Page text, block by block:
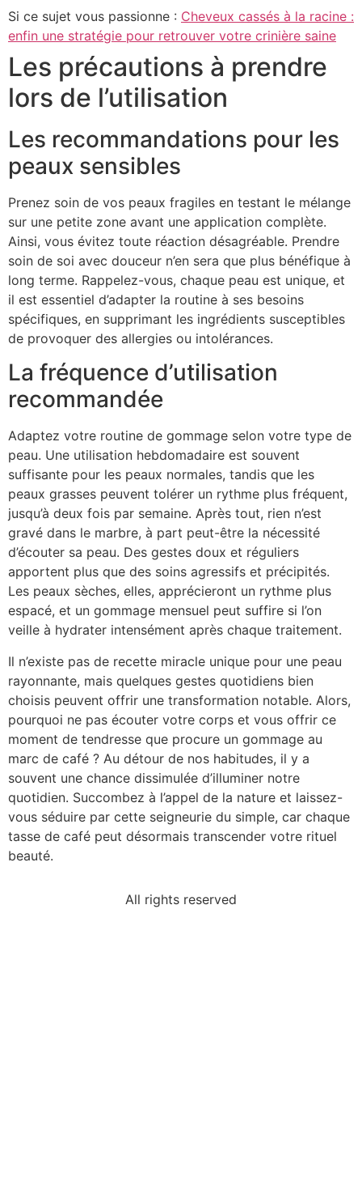
Si ce sujet vous passionne : Cheveux cassés à la racine :
enfin une stratégie pour retrouver votre crinière saine
Les précautions à prendre
lors de l’utilisation
Les recommandations pour les
peaux sensibles
Prenez soin de vos peaux fragiles en testant le mélange
sur une petite zone avant une application complète.
Ainsi, vous évitez toute réaction désagréable. Prendre
soin de soi avec douceur n’en sera que plus bénéfique à
long terme. Rappelez-vous, chaque peau est unique, et
il est essentiel d’adapter la routine à ses besoins
spécifiques, en supprimant les ingrédients susceptibles
de provoquer des allergies ou intolérances.
La fréquence d’utilisation
recommandée
Adaptez votre routine de gommage selon votre type de
peau. Une utilisation hebdomadaire est souvent
suffisante pour les peaux normales, tandis que les
peaux grasses peuvent tolérer un rythme plus fréquent,
jusqu’à deux fois par semaine. Après tout, rien n’est
gravé dans le marbre, à part peut-être la nécessité
d’écouter sa peau. Des gestes doux et réguliers
apportent plus que des soins agressifs et précipités.
Les peaux sèches, elles, apprécieront un rythme plus
espacé, et un gommage mensuel peut suffire si l’on
veille à hydrater intensément après chaque traitement.
Il n’existe pas de recette miracle unique pour une peau
rayonnante, mais quelques gestes quotidiens bien
choisis peuvent offrir une transformation notable. Alors,
pourquoi ne pas écouter votre corps et vous offrir ce
moment de tendresse que procure un gommage au
marc de café ? Au détour de nos habitudes, il y a
souvent une chance dissimulée d’illuminer notre
quotidien. Succombez à l’appel de la nature et laissez-
vous séduire par cette seigneurie du simple, car chaque
tasse de café peut désormais transcender votre rituel
beauté.
All rights reserved